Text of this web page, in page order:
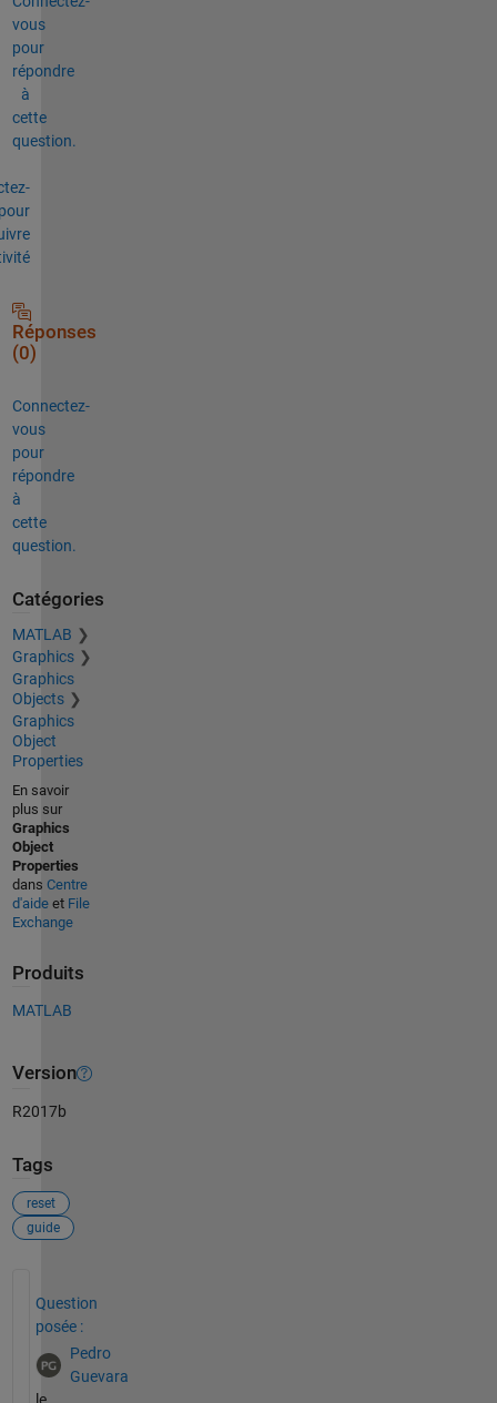
vous
pour
répondre
à
cette
question.
Réponses
(0)
Connectez-
vous
pour
répondre
à
cette
question.
Catégories
MATLAB
Graphics
Graphics
Objects
Graphics
Object
Properties
En savoir
plus sur
Graphics
Object
Properties
dans Centre
d'aideet File
Exchange
Produits
MATLAB
Version
R2017b
Tags
reset
guide
Question
posée :
Pedro
Guevara